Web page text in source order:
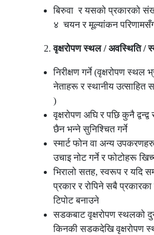
बिरुवा र यसको प्रकारको
४ चयन र मूल्यांकन
वृक्षरोपण स्थल/अवस्थिति/
निरीक्षण गर्ने (वृक्षरोपण स्थल
नेताहरू र स्थानीय उत्साहित
)
वृक्षरोपण अघि र पछि कुनै
छैन भन्ने सुनिश्चित गर्ने
स्मार्ट फोन वा अन्य
उचाइ नोट गर्ने र फोटोहरू
भिरालो सतह, स्वरूप र यदि
प्रकार र रोपिने सबै
टिपोट बनाउने
सडकबाट वृक्षरोपण स्थलको
किनकी सडकदेखि वृक्षरोपण